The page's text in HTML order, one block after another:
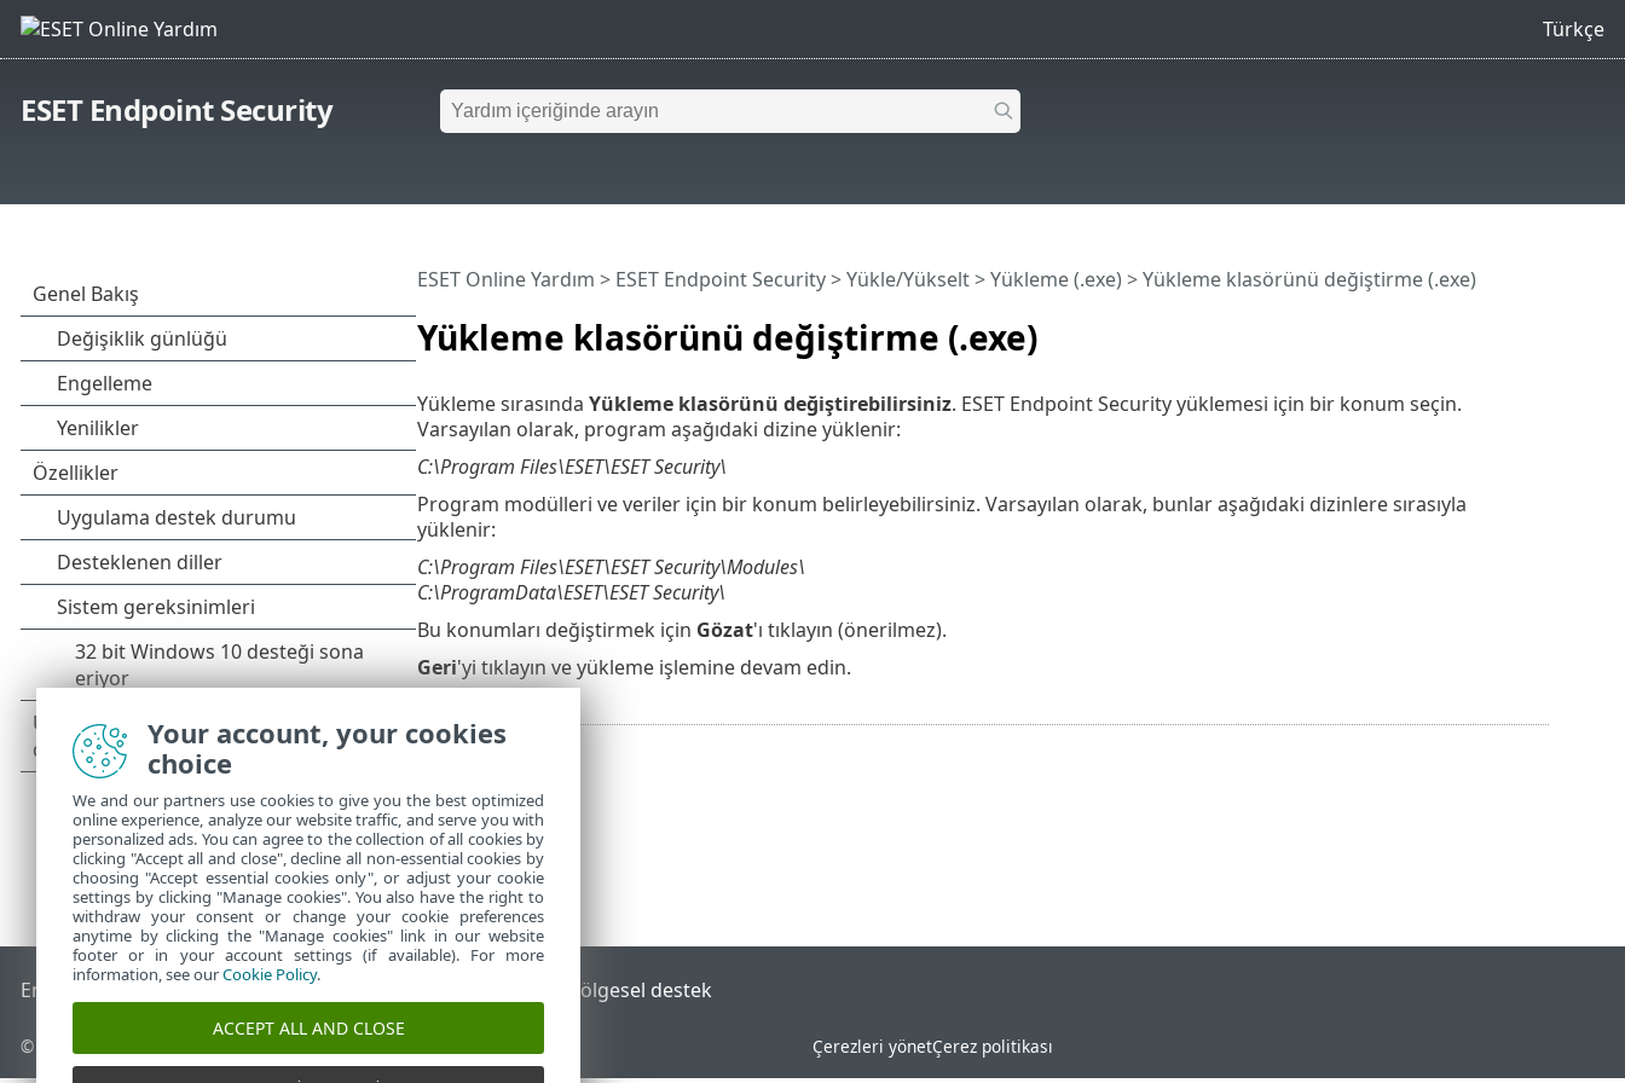
Türkçe
ESET Endpoint Security
Yükleme klasörünü değiştirme (.exe)
ESET Online Yardım > ESET Endpoint Security>Yükle/Yükselt>Yükleme (.exe) > Yükleme klasörünü değiştirme (.exe)
Yükleme sırasında Yükleme klasörünü değiştirebilirsiniz. ESET Endpoint Security yüklemesi için bir konum seçin.
Varsayılan olarak, program aşağıdaki dizine yüklenir:
C:\Program Files\ESET\ESET Security\
Program modülleri ve veriler için bir konum belirleyebilirsiniz. Varsayılan olarak, bunlar aşağıdaki dizinlere sırasıyla
yüklenir:
C:\Program Files\ESET\ESET Security\Modules\
C:\ProgramData\ESET\ESET Security\
Bu konumları değiştirmek için Gözat'ı tıklayın (önerilmez).
Geri'yi tıklayın ve yükleme işlemine devam edin.
End of Life ESET Bilgi Bankası ESET Forumu Bölgesel destek
© 1992 - 2026 ESET, spol. s r.o. - Tüm hakları saklıdır. Çerezleri yönetÇerez politikası
Your account, your cookies
choice
We and our partners use cookies to give you the best optimized
online experience, analyze our website traffic, and serve you with
personalized ads. You can agree to the collection of all cookies by
clicking "Accept all and close", decline all non-essential cookies by
choosing "Accept essential cookies only", or adjust your cookie
settings by clicking "Manage cookies". You also have the right to
withdraw your consent or change your cookie preferences
anytime by clicking the "Manage cookies" link in our website
footer or in your account settings (if available). For more
information, see ourCookie Policy.
ACCEPT ALL AND CLOSE